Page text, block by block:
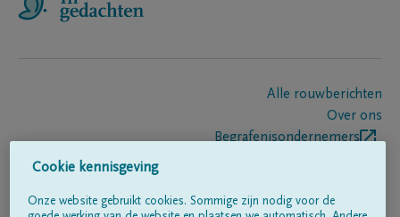
Alle rouwberichten
Over ons
Begrafenisondernemers
Cookie kennisgeving
Onze website gebruikt cookies. Sommige zijn nodig voor de